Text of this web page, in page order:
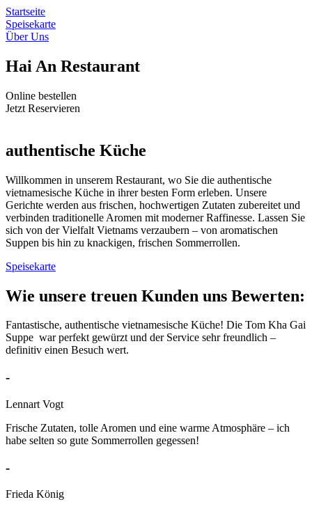
Skip
to
content
Startseite
Speisekarte
Über Uns
Hai An Restaurant
Online bestellen
Jetzt Reservieren
authentische Küche
Willkommen in unserem Restaurant, wo Sie die authentische
vietnamesische Küche in ihrer besten Form erleben. Unsere
Gerichte werden aus frischen, hochwertigen Zutaten zubereitet und
verbinden traditionelle Aromen mit moderner Raffinesse. Lassen Sie
sich von der Vielfalt Vietnams verzaubern – von aromatischen
Suppen bis hin zu knackigen, frischen Sommerrollen.
Speisekarte
Wie unsere treuen Kunden uns Bewerten:
Fantastische, authentische vietnamesische Küche! Die Tom Kha Gai
Suppe war perfekt gewürzt und der Service sehr freundlich –
definitiv einen Besuch wert.
-
Lennart Vogt
Frische Zutaten, tolle Aromen und eine warme Atmosphäre – ich
habe selten so gute Sommerrollen gegessen!
-
Frieda König